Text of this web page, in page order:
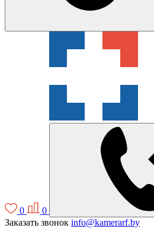
0
0
Заказать звонок info@kamerarf.by